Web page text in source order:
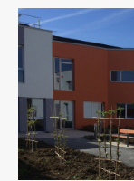
Fluides